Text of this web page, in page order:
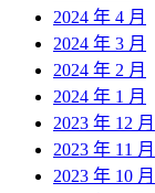
2024 年 4 月
2024 年 3 月
2024 年 2 月
2024 年 1 月
2023 年 12 月
2023 年 11 月
2023 年 10 月